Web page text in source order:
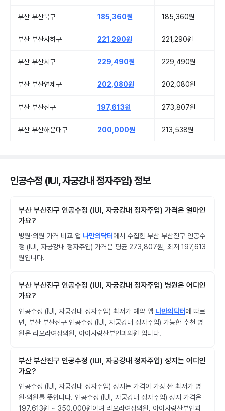
부산 부산북구 185,360원 185,360원
부산 부산사하구 221,290원 221,290원
부산 부산서구 229,490원 229,490원
부산 부산연제구 202,080원 202,080원
부산 부산진구 197,613원 273,807원
부산 부산해운대구 200,000원 213,538원
인공수정 (IUI, 자궁강내 정자주입) 정보
부산 부산진구 인공수정 (IUI, 자궁강내 정자주입) 가격은 얼마인
가요?
병원·의원 가격 비교 앱 나만의닥터에서 수집한 부산 부산진구 인공수
정 (IUI, 자궁강내 정자주입) 가격은 평균 273,807원, 최저 197,613
원입니다.
부산 부산진구 인공수정 (IUI, 자궁강내 정자주입) 병원은 어디인
가요?
인공수정 (IUI, 자궁강내 정자주입) 최저가 예약 앱 나만의닥터에 따르
면, 부산 부산진구 인공수정 (IUI, 자궁강내 정자주입) 가능한 추천 병
원은 리오라여성의원, 아이사랑산부인과의원 입니다.
부산 부산진구 인공수정 (IUI, 자궁강내 정자주입) 성지는 어디인
가요?
인공수정 (IUI, 자궁강내 정자주입) 성지는 가격이 가장 싼 최저가 병
원·의원를 뜻합니다. 인공수정 (IUI, 자궁강내 정자주입) 성지 가격은
197,613원 ~ 350,000원이며 리오라여성의원, 아이사랑산부인과